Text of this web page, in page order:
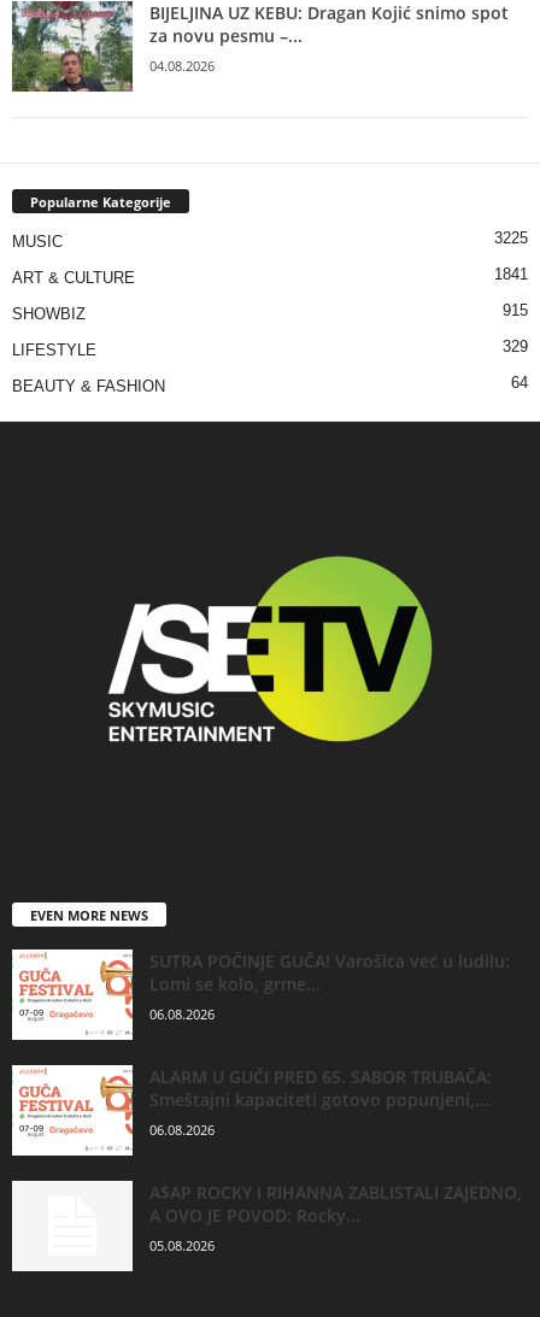
BIJELJINA UZ KEBU: Dragan Kojić snimo spot
za novu pesmu –...
04.08.2026
Popularne Kategorije
MUSIC 3225
ART & CULTURE 1841
SHOWBIZ 915
LIFESTYLE 329
BEAUTY & FASHION 64
EVEN MORE NEWS
SUTRA POČINJE GUČA! Varošica već u ludilu:
Lomi se kolo, grme...
06.08.2026
ALARM U GUČI PRED 65. SABOR TRUBAČA:
Smeštajni kapaciteti gotovo popunjeni,...
06.08.2026
A$AP ROCKY I RIHANNA ZABLISTALI ZAJEDNO,
A OVO JE POVOD: Rocky...
05.08.2026